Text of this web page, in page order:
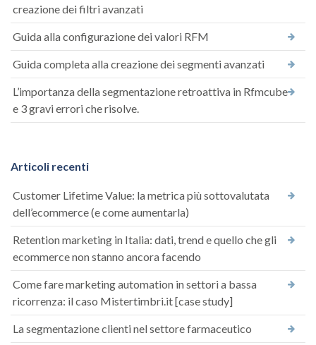
creazione dei filtri avanzati
Guida alla configurazione dei valori RFM
Guida completa alla creazione dei segmenti avanzati
L’importanza della segmentazione retroattiva in Rfmcube
e 3 gravi errori che risolve.
Articoli recenti
Customer Lifetime Value: la metrica più sottovalutata
dell’ecommerce (e come aumentarla)
Retention marketing in Italia: dati, trend e quello che gli
ecommerce non stanno ancora facendo
Come fare marketing automation in settori a bassa
ricorrenza: il caso Mistertimbri.it [case study]
La segmentazione clienti nel settore farmaceutico